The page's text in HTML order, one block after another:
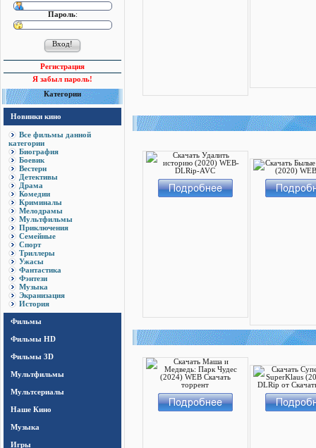
Пароль:
Регистрация
Я забыл пароль!
Категории
Новинки кино
Все фильмы данной
категории
Биография
Боевик
Вестерн
Детективы
Драма
Комедии
Криминалы
Мелодрамы
Мультфильмы
Приключения
Семейные
Спорт
Триллеры
Ужасы
Фантастика
Фэнтези
Музыка
Экранизация
История
Фильмы
Фильмы HD
Фильмы 3D
Мультфильмы
Мультсериалы
Наше Кино
Музыка
Игры